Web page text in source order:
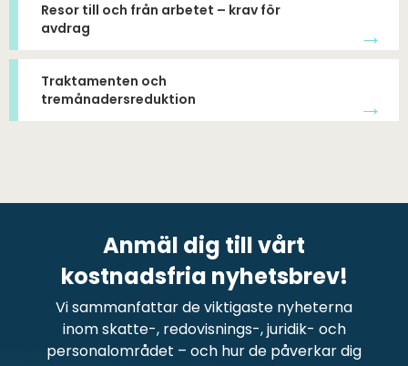
Resor till och från arbetet – krav för
avdrag
→
Traktamenten och
tremånadersreduktion
→
Anmäl dig till vårt
kostnadsfria nyhetsbrev!
Vi sammanfattar de viktigaste nyheterna
inom skatte-, redovisnings-, juridik- och
personalområdet – och hur de påverkar dig